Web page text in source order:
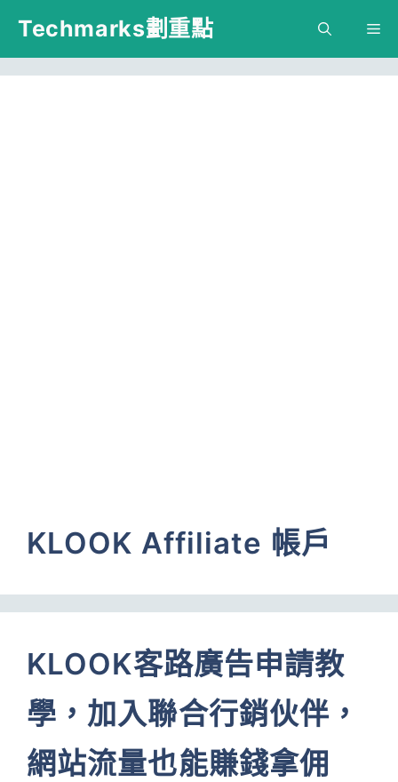
跳
主
Techmarks劃重點
KLOOK Affiliate 帳戶
KLOOK客路廣告申請教
學，加入聯合行銷伙伴，
網站流量也能賺錢拿佣